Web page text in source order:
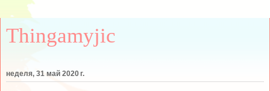
Thingamyjic
неделя, 31 май 2020 г.